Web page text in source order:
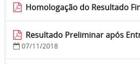
Homologação do Resultado
Resultado Preliminar após
07/11/2018